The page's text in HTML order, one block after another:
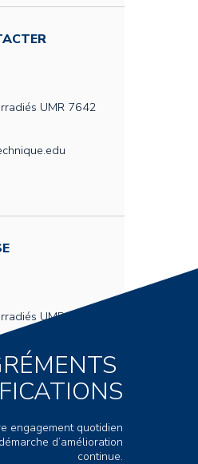
UMR 7642
UMR 7642
engagement quotidien
d’amélioration
continue.